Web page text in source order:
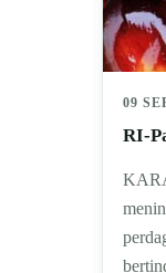
09
RI-